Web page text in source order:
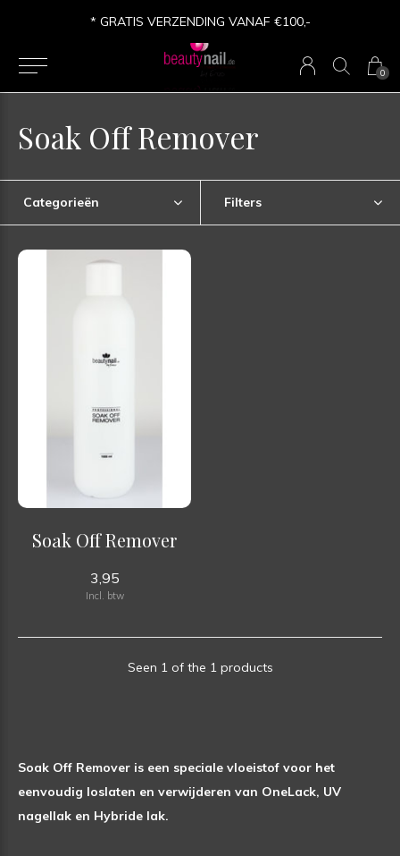
0
* GRATIS VERZENDING VANAF €100,-
Soak Off Remover
Categorieën Filters
Soak Off Remover
3,95
Incl. btw
Seen 1 of the 1 products
Soak Off Remover is een speciale vloeistof voor het
eenvoudig loslaten en verwijderen van OneLack, UV
nagellak en Hybride lak.